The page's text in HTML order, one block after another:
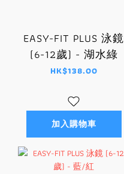
EASY-FIT PLUS 泳鏡
(6-12歲) - 湖水綠
HK$138.00
加入購物車